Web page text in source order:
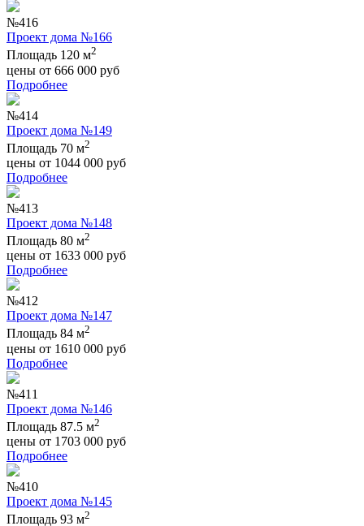
№416
Проект дома №166
Площадь 120 м2
цены от 666 000 руб
Подробнее
№414
Проект дома №149
Площадь 70 м2
цены от 1044 000 руб
Подробнее
№413
Проект дома №148
Площадь 80 м2
цены от 1633 000 руб
Подробнее
№412
Проект дома №147
Площадь 84 м2
цены от 1610 000 руб
Подробнее
№411
Проект дома №146
Площадь 87.5 м2
цены от 1703 000 руб
Подробнее
№410
Проект дома №145
Площадь 93 м2